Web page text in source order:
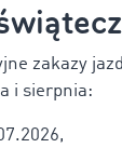
zakazy
i sierpnia: